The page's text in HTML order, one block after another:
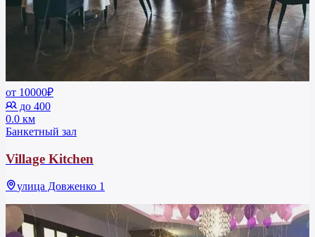
от 10000₽
до 400
0.0 км
Банкетный зал
Village Kitchen
улица Довженко 1